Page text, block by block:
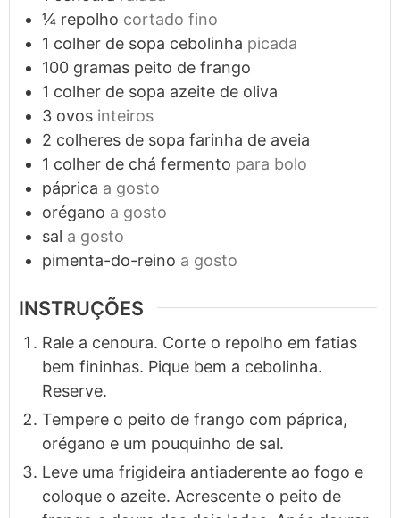
¼ repolho cortado fino
1 colher de sopa cebolinha picada
100 gramas peito de frango
1 colher de sopa azeite de oliva
3 ovos inteiros
2 colheres de sopa farinha de aveia
1 colher de chá fermento para bolo
páprica a gosto
orégano a gosto
sal a gosto
pimenta-do-reino a gosto
INSTRUÇÕES
Rale a cenoura. Corte o repolho em fatias
bem fininhas. Pique bem a cebolinha.
Reserve.
Tempere o peito de frango com páprica,
orégano e um pouquinho de sal.
Leve uma frigideira antiaderente ao fogo e
coloque o azeite. Acrescente o peito de